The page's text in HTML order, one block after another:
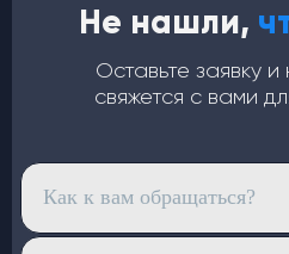
Не нашли,
Оставьте заявку
свяжется с вами
(компрессор работает в
120 Вт
салону
Верхний корпус из